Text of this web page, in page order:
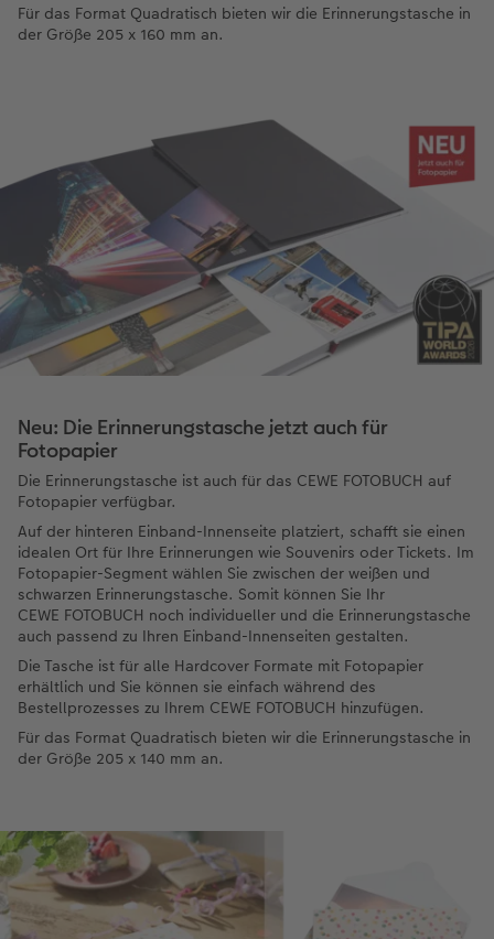
Für das Format Quadratisch bieten wir die Erinnerungstasche in
der Größe 205 x 160 mm an.
Neu: Die Erinnerungstasche jetzt auch für
Fotopapier
Die Erinnerungstasche ist auch für das CEWE FOTOBUCH auf
Fotopapier verfügbar.
Auf der hinteren Einband-Innenseite platziert, schafft sie einen
idealen Ort für Ihre Erinnerungen wie Souvenirs oder Tickets. Im
Fotopapier-Segment wählen Sie zwischen der weißen und
schwarzen Erinnerungstasche. Somit können Sie Ihr
CEWE FOTOBUCH noch individueller und die Erinnerungstasche
auch passend zu Ihren Einband-Innenseiten gestalten.
Die Tasche ist für alle Hardcover Formate mit Fotopapier
erhältlich und Sie können sie einfach während des
Bestellprozesses zu Ihrem CEWE FOTOBUCH hinzufügen.
Für das Format Quadratisch bieten wir die Erinnerungstasche in
der Größe 205 x 140 mm an.